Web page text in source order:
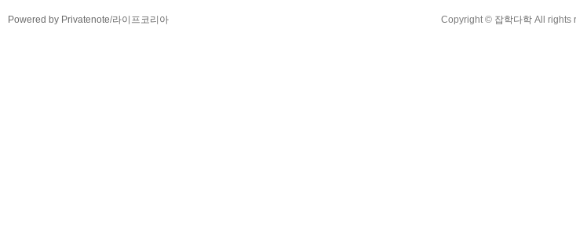
Powered by Privatenote/라이프코리아 Copyright © 잡학다학 All rights
TistoryWhaleSkin3.4